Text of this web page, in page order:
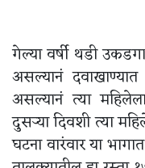
गेल्या वर्षी थडी
असल्यानं
असल्यानं त्या
दुसऱ्या दिवशी त्या
घटना वारंवार या